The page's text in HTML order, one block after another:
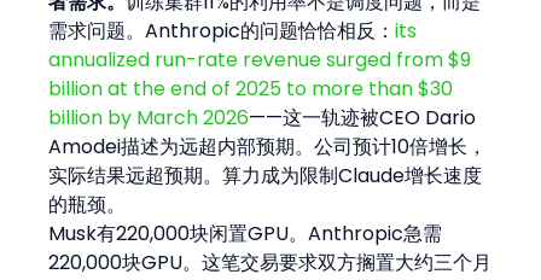
需求问题。Anthropic的问题恰恰相反：its
annualized run-rate revenue surged from $9
billion at the end of 2025 to more than $30
billion by March 2026——这一轨迹被CEO Dario
Amodei描述为远超内部预期。公司预计10倍增长，
实际结果远超预期。算力成为限制Claude增长速度
的瓶颈。
Musk有220,000块闲置GPU。Anthropic急需
220,000块GPU。这笔交易要求双方搁置大约三个月